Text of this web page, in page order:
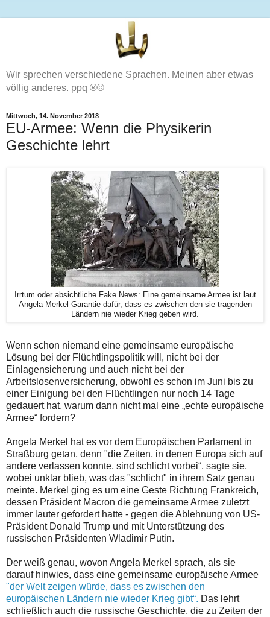
Wir sprechen verschiedene Sprachen. Meinen aber etwas
völlig anderes. ppq ®©
Mittwoch, 14. November 2018
EU-Armee: Wenn die Physikerin
Geschichte lehrt
Irrtum oder absichtliche Fake News: Eine gemeinsame Armee ist laut
Angela Merkel Garantie dafür, dass es zwischen den sie tragenden
Ländern nie wieder Krieg geben wird.
Wenn schon niemand eine gemeinsame europäische
Lösung bei der Flüchtlingspolitik will, nicht bei der
Einlagensicherung und auch nicht bei der
Arbeitslosenversicherung, obwohl es schon im Juni bis zu
einer Einigung bei den Flüchtlingen nur noch 14 Tage
gedauert hat, warum dann nicht mal eine „echte europäische
Armee“ fordern?
Angela Merkel hat es vor dem Europäischen Parlament in
Straßburg getan, denn "die Zeiten, in denen Europa sich auf
andere verlassen konnte, sind schlicht vorbei“, sagte sie,
wobei unklar blieb, was das "schlicht" in ihrem Satz genau
meinte. Merkel ging es um eine Geste Richtung Frankreich,
dessen Präsident Macron die gemeinsame Armee zuletzt
immer lauter gefordert hatte - gegen die Ablehnung von US-
Präsident Donald Trump und mit Unterstützung des
russischen Präsidenten Wladimir Putin.
Der weiß genau, wovon Angela Merkel sprach, als sie
darauf hinwies, dass eine gemeinsame europäische Armee
"der Welt zeigen würde, dass es zwischen den
europäischen Ländern nie wieder Krieg gibt“. Das lehrt
schließlich auch die russische Geschichte, die zu Zeiten der